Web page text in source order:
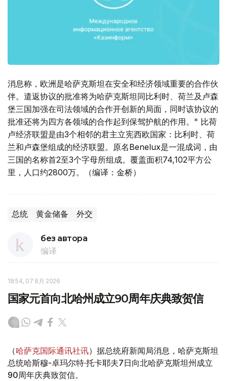
消息称，欧洲是哈萨克斯坦在安全和经济领域重要的合作伙
伴。遣返协议的批准将为哈萨克斯坦同比利时、荷兰及卢森
堡三国加强在司法领域的合作开创新的局面，同时该协议的
批准还将为四方各领域的合作起到保驾护航的作用。" 比荷
卢经济联盟是由3个相邻的君主立宪西欧国家：比利时、荷
兰和卢森堡组成的经济联盟。原名Benelux是一混成词，由
三国的名称首2至3个字母所组成。覆盖面积74,102平方公
里，人口约2800万。（编译：金桥）
总统 黄金储备 外交
без автора
编译
18:54, 07 8月 2026
国家元首向北哈州成立90周年庆典致贺信
（哈萨克国际通讯社讯）据总统府新闻局消息，哈萨克斯坦
总统哈斯穆-卓玛尔特·托卡耶夫7日向北哈萨克斯坦州成立
90周年庆典致贺信。